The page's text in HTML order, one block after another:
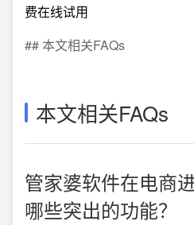
费在线试用
## 本文相关FAQs
本文相关FAQs
管家婆软件在电商
哪些突出的功能？